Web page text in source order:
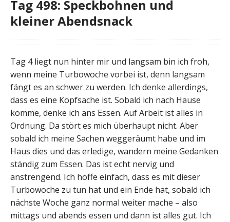
Tag 498: Speckbohnen und
kleiner Abendsnack
Tag 4 liegt nun hinter mir und langsam bin ich froh,
wenn meine Turbowoche vorbei ist, denn langsam
fängt es an schwer zu werden. Ich denke allerdings,
dass es eine Kopfsache ist. Sobald ich nach Hause
komme, denke ich ans Essen. Auf Arbeit ist alles in
Ordnung. Da stört es mich überhaupt nicht. Aber
sobald ich meine Sachen weggeräumt habe und im
Haus dies und das erledige, wandern meine Gedanken
ständig zum Essen. Das ist echt nervig und
anstrengend. Ich hoffe einfach, dass es mit dieser
Turbowoche zu tun hat und ein Ende hat, sobald ich
nächste Woche ganz normal weiter mache – also
mittags und abends essen und dann ist alles gut. Ich